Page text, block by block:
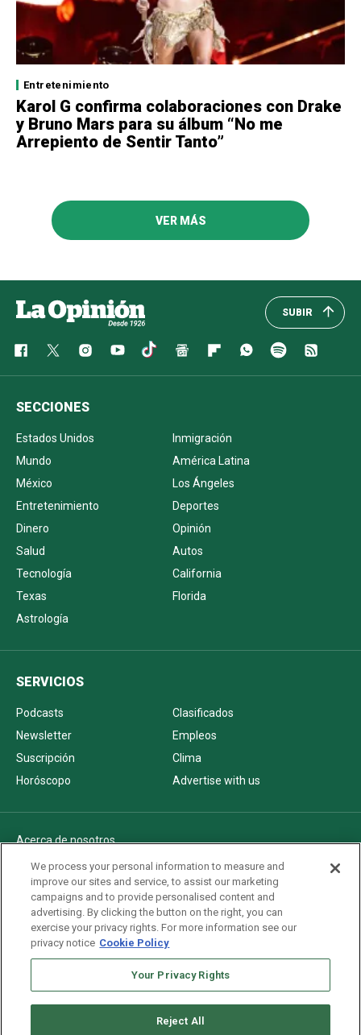
Entretenimiento
Karol G confirma colaboraciones con Drake
y Bruno Mars para su álbum “No me
Arrepiento de Sentir Tanto”
VER MÁS
SUBIR
SECCIONES
Estados Unidos
Inmigración
Mundo
América Latina
México
Los Ángeles
Entretenimiento
Deportes
Dinero
Opinión
Salud
Autos
Tecnología
California
Texas
Florida
Astrología
SERVICIOS
Podcasts
Clasificados
Newsletter
Empleos
Suscripción
Clima
Horóscopo
Advertise with us
Acerca de nosotros
Politica de privacidad
Pautas Editoriales
AdChoices
Advertise with us
Newsletters
We process your personal information to measure and
improve our sites and service, to assist our marketing
campaigns and to provide personalised content and
advertising. By clicking the button on the right, you can
exercise your privacy rights. For more information see our
privacy notice Cookie Policy
Your Privacy Rights
Reject All